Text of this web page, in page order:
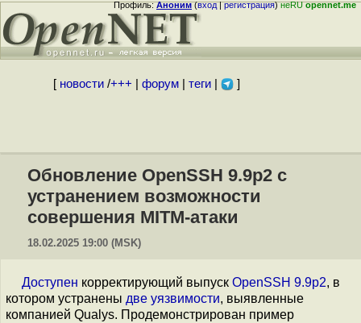
Профиль:Аноним(вход|регистрация)неRUopennet.me
[ новости/+++ форум| теги| ]
Обновление OpenSSH 9.9p2 с
устранением возможности
совершения MITM-атаки
18.02.2025 19:00 (MSK)
Доступен корректирующий выпуск OpenSSH 9.9p2, в
котором устранены две уязвимости, выявленные
компанией Qualys. Продемонстрирован пример